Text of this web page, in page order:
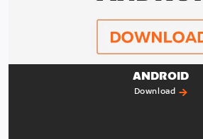
ANDROID
Download